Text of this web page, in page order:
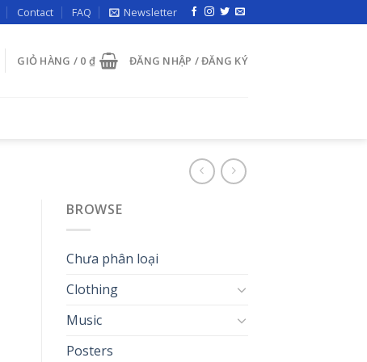
Contact FAQ Newsletter
GIỎ HÀNG / 0 ₫ ĐĂNG NHẬP / ĐĂNG KÝ
BROWSE
Chưa phân loại
Clothing
Music
Posters